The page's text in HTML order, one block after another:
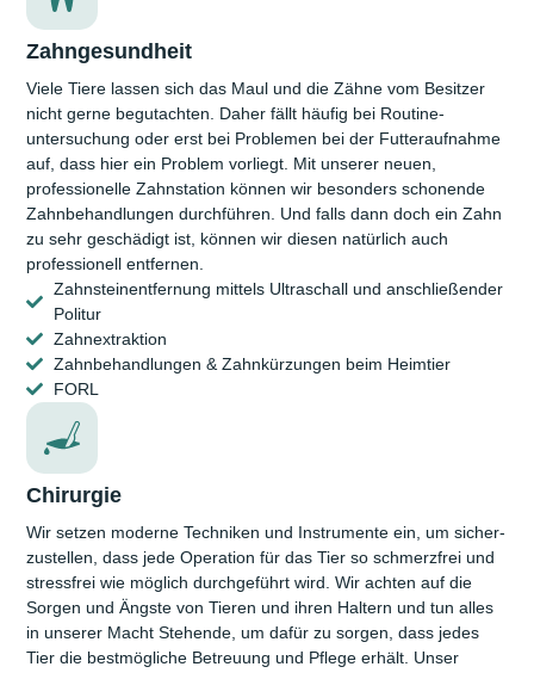
Zahngesundheit
Viele Tiere lassen sich das Maul und die Zähne vom Besitzer
nicht gerne begut­achten. Daher fällt häufig bei Routine­
untersuchung oder erst bei Problemen bei der Futter­aufnahme
auf, dass hier ein Problem vorliegt. Mit unserer neuen,
professionelle Zahn­station können wir besonders schonende
Zahnbe­handlungen durchführen. Und falls dann doch ein Zahn
zu sehr geschädigt ist, können wir diesen natürlich auch
professionell entfernen.
Zahnsteinentfernung mittels Ultraschall und anschließender
Politur
Zahnextraktion
Zahnbehandlungen & Zahnkürzungen beim Heimtier
FORL
Chirurgie
Wir setzen moderne Techniken und Instrumente ein, um sicher­
zustellen, dass jede Operation für das Tier so schmerz­frei und
stress­frei wie möglich durchgeführt wird. Wir achten auf die
Sorgen und Ängste von Tieren und ihren Haltern und tun alles
in unserer Macht Stehende, um dafür zu sorgen, dass jedes
Tier die bestmögliche Betreu­ung und Pflege erhält. Unser